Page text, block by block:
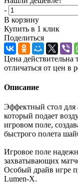
-
В корзину
Купить в 1 клик
Поделиться
Цена действительна
отличаться от цен в
Описание
Эффектный стол для
который подает
игровом поле,
быстрого полета
Игровое поле
захватывающих
Особый драйв игре
Lumen-X.